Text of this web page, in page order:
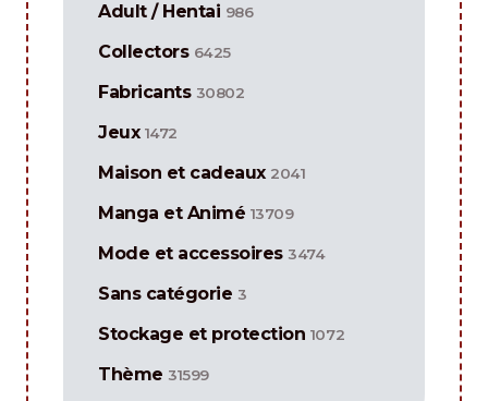
Adult / Hentai 986
Collectors 6425
Fabricants 30802
Jeux 1472
Maison et cadeaux 2041
Manga et Animé 13709
Mode et accessoires 3474
Sans catégorie 3
Stockage et protection 1072
Thème 31599